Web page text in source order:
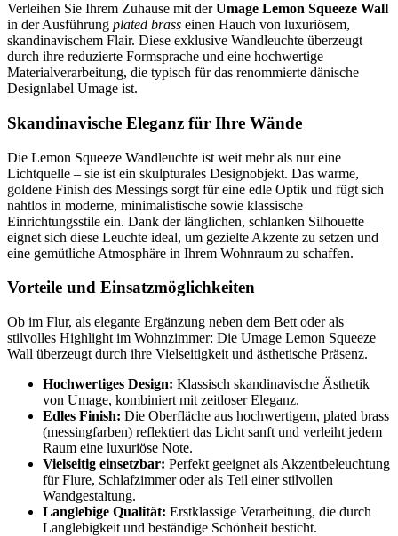
Verleihen Sie Ihrem Zuhause mit derUmage Lemon Squeeze Wall
in der Ausführung plated brass einen Hauch von luxuriösem,
skandinavischem Flair. Diese exklusive Wandleuchte überzeugt
durch ihre reduzierte Formsprache und eine hochwertige
Materialverarbeitung, die typisch für das renommierte dänische
Designlabel Umage ist.
Skandinavische Eleganz für Ihre Wände
Die Lemon Squeeze Wandleuchte ist weit mehr als nur eine
Lichtquelle – sie ist ein skulpturales Designobjekt. Das warme,
goldene Finish des Messings sorgt für eine edle Optik und fügt sich
nahtlos in moderne, minimalistische sowie klassische
Einrichtungsstile ein. Dank der länglichen, schlanken Silhouette
eignet sich diese Leuchte ideal, um gezielte Akzente zu setzen und
eine gemütliche Atmosphäre in Ihrem Wohnraum zu schaffen.
Vorteile und Einsatzmöglichkeiten
Ob im Flur, als elegante Ergänzung neben dem Bett oder als
stilvolles Highlight im Wohnzimmer: Die Umage Lemon Squeeze
Wall überzeugt durch ihre Vielseitigkeit und ästhetische Präsenz.
Hochwertiges Design: Klassisch skandinavische Ästhetik
von Umage, kombiniert mit zeitloser Eleganz.
Edles Finish: Die Oberfläche aus hochwertigem, plated brass
(messingfarben) reflektiert das Licht sanft und verleiht jedem
Raum eine luxuriöse Note.
Vielseitig einsetzbar: Perfekt geeignet als Akzentbeleuchtung
für Flure, Schlafzimmer oder als Teil einer stilvollen
Wandgestaltung.
Langlebige Qualität: Erstklassige Verarbeitung, die durch
Langlebigkeit und beständige Schönheit besticht.